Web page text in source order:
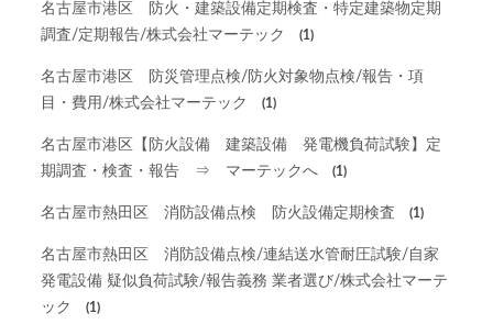
名古屋市港区 防火・建築設備定期検査・特定建築物定期
調査/定期報告/株式会社マーテック
(1)
名古屋市港区 防災管理点検/防火対象物点検/報告・項
目・費用/株式会社マーテック
(1)
名古屋市港区【防火設備 建築設備 発電機負荷試験】定
期調査・検査・報告 ⇒ マーテックへ
(1)
名古屋市熱田区 消防設備点検 防火設備定期検査 (1)
名古屋市熱田区 消防設備点検/連結送水管耐圧試験/自家
発電設備 疑似負荷試験/報告義務 業者選び/株式会社マーテ
ック
(1)